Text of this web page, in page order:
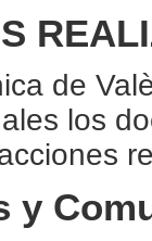
de
los
y